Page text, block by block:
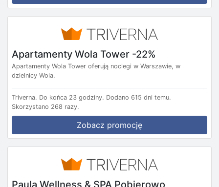
Apartamenty Wola Tower -22%
Apartamenty Wola Tower oferują noclegi w Warszawie, w
dzielnicy Wola.
Triverna. Do końca 23 godziny. Dodano 615 dni temu.
Skorzystano 268 razy.
Zobacz promocję
Paula Wellness & SPA Pobierowo